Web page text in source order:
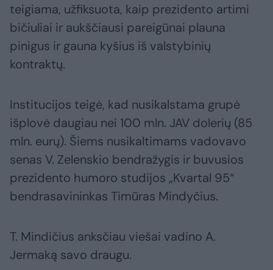
teigiama, užfiksuota, kaip prezidento artimi
bičiuliai ir aukščiausi pareigūnai plauna
pinigus ir gauna kyšius iš valstybinių
kontraktų.
Institucijos teigė, kad nusikalstama grupė
išplovė daugiau nei 100 mln. JAV dolerių (85
mln. eurų). Šiems nusikaltimams vadovavo
senas V. Zelenskio bendražygis ir buvusios
prezidento humoro studijos „Kvartal 95“
bendrasavininkas Timūras Mindyčius.
T. Mindičius anksčiau viešai vadino A.
Jermaką savo draugu.